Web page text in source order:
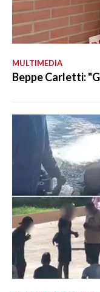
MULTIMEDIA
Beppe Carletti: